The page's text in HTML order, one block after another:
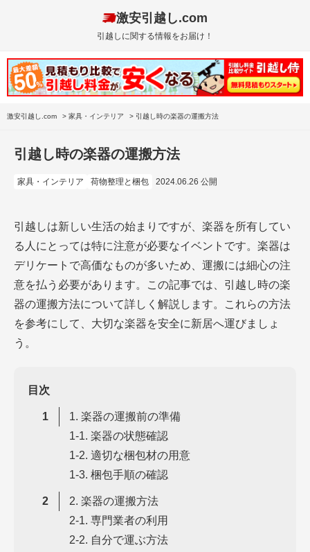
激安引越し.com
引越しに関する情報をお届け！
激安引越し.com > 家具・インテリア > 引越し時の楽器の運搬方法
引越し時の楽器の運搬方法
家具・インテリア 荷物整理と梱包 2024.06.26 公開
引越しは新しい生活の始まりですが、楽器を所有してい
る人にとっては特に注意が必要なイベントです。楽器は
デリケートで高価なものが多いため、運搬には細心の注
意を払う必要があります。この記事では、引越し時の楽
器の運搬方法について詳しく解説します。これらの方法
を参考にして、大切な楽器を安全に新居へ運びましょ
う。
目次
1. 楽器の運搬前の準備
1-1. 楽器の状態確認
1-2. 適切な梱包材の用意
1-3. 梱包手順の確認
2. 楽器の運搬方法
2-1. 専門業者の利用
2-2. 自分で運ぶ方法